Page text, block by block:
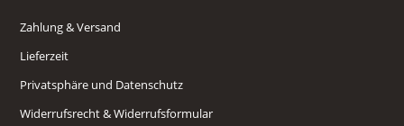
Zahlung & Versand
Lieferzeit
Privatsphäre und Datenschutz
Widerrufsrecht & Widerrufsformular